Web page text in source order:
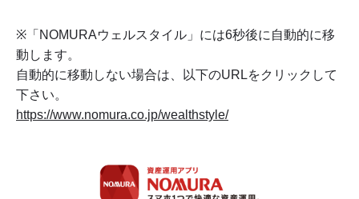
※「NOMURAウェルスタイル」には6秒後に自動的に移
動します。
自動的に移動しない場合は、以下のURLをクリックして
下さい。
https://www.nomura.co.jp/wealthstyle/